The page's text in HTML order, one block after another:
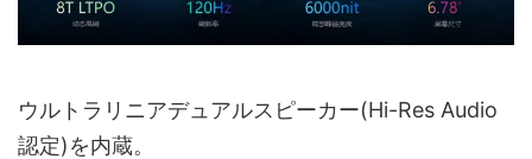
ウルトラリニアデュアルスピーカー(Hi-Res Audio
認定)を内蔵。